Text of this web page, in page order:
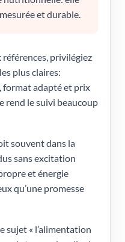
et durable.
privilégiez
plus claires:
format adapté et prix
rend le suivi beaucoup
souvent dans la
sans excitation
et énergie
qu’une promesse
sujet « l’alimentation